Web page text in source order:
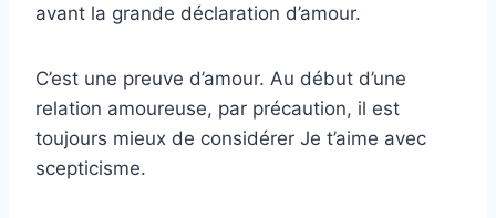
avant la grande déclaration d’amour.
C’est une preuve d’amour. Au début d’une
relation amoureuse, par précaution, il est
toujours mieux de considérer Je t’aime avec
scepticisme.